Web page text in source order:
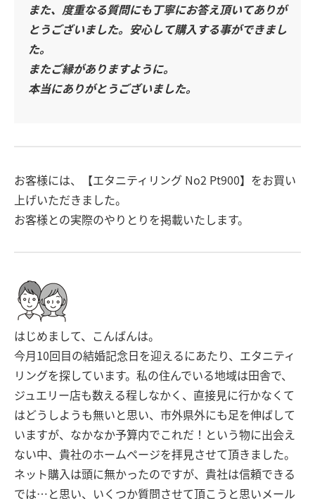
また、度重なる質問にも丁寧にお答え頂いてありが
とうございました。安心して購入する事ができまし
た。
またご縁がありますように。
本当にありがとうございました。
お客様には、【エタニティリング No2 Pt900】をお買い
上げいただきました。
お客様との実際のやりとりを掲載いたします。
はじめまして、こんばんは。
今月10回目の結婚記念日を迎えるにあたり、エタニティ
リングを探しています。私の住んでいる地域は田舎で、
ジュエリー店も数える程しなかく、直接見に行かなくて
はどうしようも無いと思い、市外県外にも足を伸ばして
いますが、なかなか予算内でこれだ！という物に出会え
ない中、貴社のホームページを拝見させて頂きました。
ネット購入は頭に無かったのですが、貴社は信頼できる
では…と思い、いくつか質問させて頂こうと思いメール